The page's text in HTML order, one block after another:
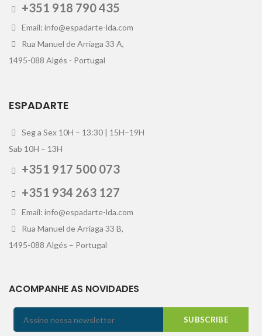
+351 918 790 435
Email: info@espadarte-lda.com
Rua Manuel de Arriaga 33 A,
1495-088 Algés - Portugal
ESPADARTE
Seg a Sex 10H – 13:30 | 15H–19H
Sab 10H – 13H
+351 917 500 073
+351 934 263 127
Email: info@espadarte-lda.com
Rua Manuel de Arriaga 33 B,
1495-088 Algés – Portugal
ACOMPANHE AS NOVIDADES